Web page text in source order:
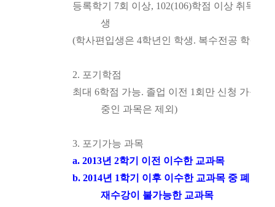
등록학기 7회 이상, 102(106)학점 이상 취득한
생
(학사편입생은 4학년인 학생. 복수전공 학생은
2. 포기학점
최대 6학점 가능. 졸업 이전 1 회만 신청 가능
중인 과목은 제외)
3. 포기가능 과목
a. 2013년 2학기 이전 이수한 교과목
b. 2014년 1학기 이후 이수한 교과목 중 폐지로
재수강이 불가능한 교과목